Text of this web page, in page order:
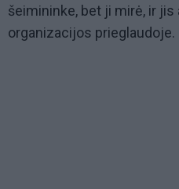
šeimininke, bet ji mirė, ir
organizacijos prieglaudoje.